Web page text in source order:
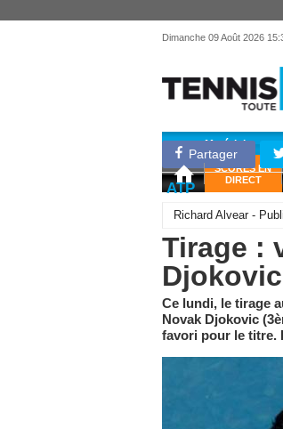
Dimanche 09 Août 2026
Matériel
SCORES EN
DIRECT
Partager
ATP
Richard Alvear -
Tirage :
Djokovic
Ce lundi, le tirage
Novak Djokovic
favori pour le titre.